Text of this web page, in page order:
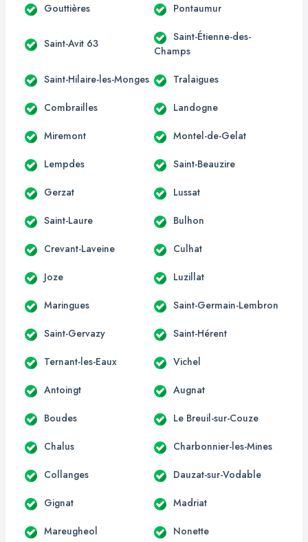
Gouttières Pontaumur
Saint-Avit 63
Saint-Étienne-des-
Champs
Saint-Hilaire-les-Monges Tralaigues
Combrailles Landogne
Miremont Montel-de-Gelat
Lempdes Saint-Beauzire
Gerzat Lussat
Saint-Laure Bulhon
Crevant-Laveine Culhat
Joze Luzillat
Maringues Saint-Germain-Lembron
Saint-Gervazy Saint-Hérent
Ternant-les-Eaux Vichel
Antoingt Augnat
Boudes Le Breuil-sur-Couze
Chalus Charbonnier-les-Mines
Collanges Dauzat-sur-Vodable
Gignat Madriat
Mareugheol Nonette